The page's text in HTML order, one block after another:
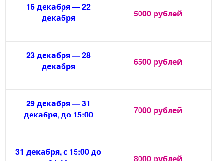
16 декабря — 22
декабря
5000 рублей
23 декабря — 28
декабря
6500 рублей
29 декабря — 31
декабря, до 15:00
7000 рублей
31 декабря, с 15:00 до
8000 рублей